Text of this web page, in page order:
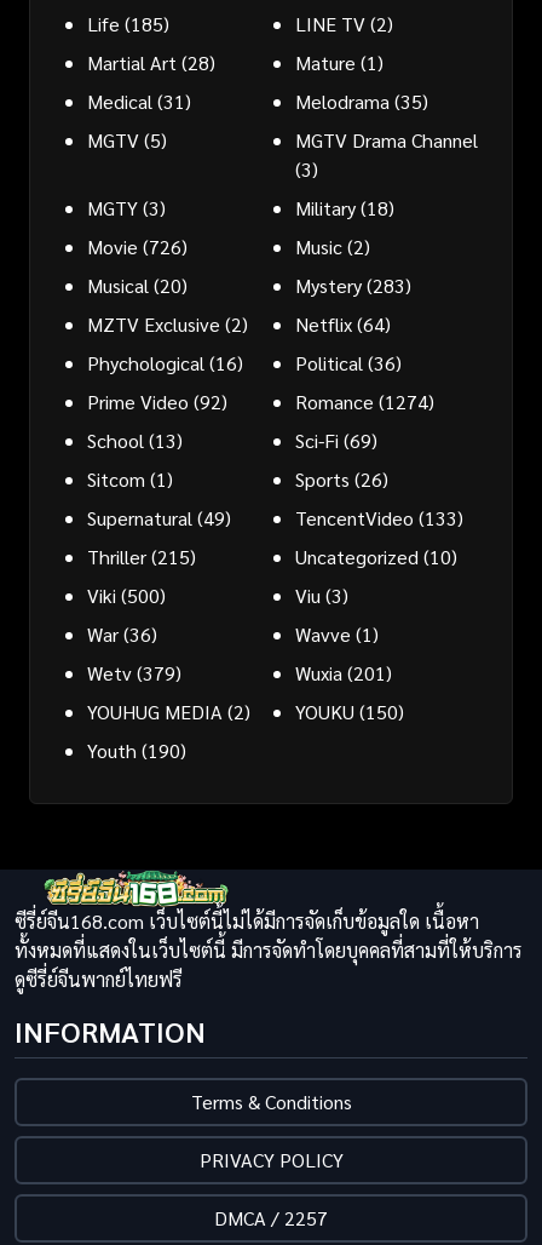
Life (185) LINE TV(2)
Martial Art (28) Mature (1)
Medical (31) Melodrama (35)
MGTV(5)
MGTV Drama Channel
(3)
MGTY(3) Military(18)
Movie (726) Music(2)
Musical (20) Mystery(283)
MZTV Exclusive (2) Netflix(64)
Phychological (16) Political (36)
Prime Video (92) Romance (1274)
School (13) Sci-Fi (69)
Sitcom (1) Sports (26)
Supernatural (49) TencentVideo (133)
Thriller(215) Uncategorized (10)
Viki (500) Viu (3)
War(36) Wavve (1)
Wetv(379) Wuxia (201)
YOUHUG MEDIA (2) YOUKU (150)
Youth (190)
ซีรี่ย์จีน168.com เว็บไซต์นี้ไม่ได้มีการจัดเก็บข้อมูลใด เนื้อหา
ทั้งหมดที่แสดงในเว็บไซต์นี้ มีการจัดทำโดยบุคคลที่สามที่ให้บริการ
ดูซีรี่ย์จีนพากย์ไทยฟรี
INFORMATION
Terms & Conditions
PRIVACY POLICY
DMCA / 2257